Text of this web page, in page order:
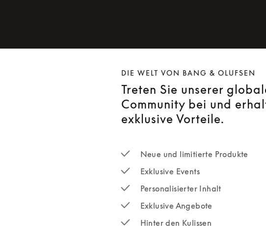
DIE WELT VON BANG & OLUFSEN
Treten Sie unserer
Community bei und
exklusive Vorteile.
Neue und limitierte Produkte
Exklusive Events
Personalisierter Inhalt
Exklusive Angebote
Hinter den Kulissen